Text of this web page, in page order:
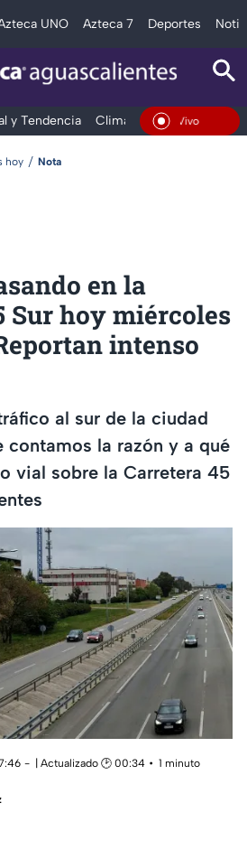
UNO Azteca 7 Deportes
y Tendencia Clima Deportes
En Vivo
hoy Nota
en la
Sur hoy miércoles
intenso
al sur de la ciudad
contamos la razón y a qué
vial sobre la Carretera 45
| Actualizado 🕑 00:34
1 minuto